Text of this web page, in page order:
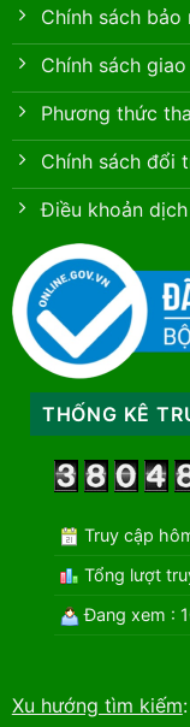
Chính sách bảo
Chính sách
Phương thức
Chính sách đổi
Điều khoản
THỐNG KÊ
Truy cập
Tổng lượt
Đang xem :
Xu hướng tìm kiếm: